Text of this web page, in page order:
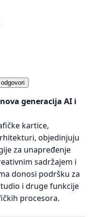
nova generacija AI i
kartice,
objedinjuju
za unapređenje
sadržajem i
donosi podršku za
i druge funkcije
procesora.